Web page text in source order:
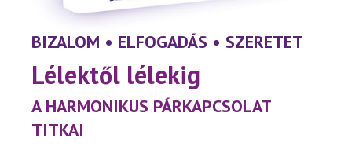
BIZALOM • ELFOGADÁS • SZERETET
Lélektől lélekig
A HARMONIKUS PÁRKAPCSOLAT
TITKAI